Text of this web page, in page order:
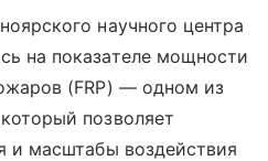
научного центра
на показателе мощности
(FRP) — одном из
позволяет
и масштабы воздействия